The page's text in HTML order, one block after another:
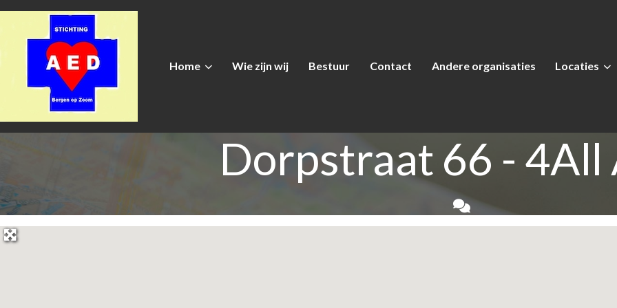
Home Wie zijn wij Bestuur Contact Andere organisaties Locaties
Dorpstraat 66 - 4All